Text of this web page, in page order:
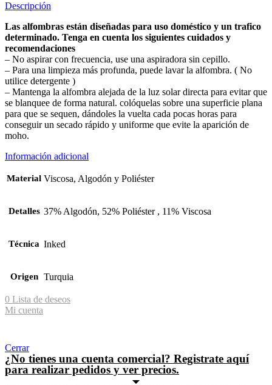
Descripción
Las alfombras están diseñadas para uso doméstico y un trafico
determinado. Tenga en cuenta los siguientes cuidados y
recomendaciones
– No aspirar con frecuencia, use una aspiradora sin cepillo.
– Para una limpieza más profunda, puede lavar la alfombra. ( No
utilice detergente )
– Mantenga la alfombra alejada de la luz solar directa para evitar que
se blanquee de forma natural. colóquelas sobre una superficie plana
para que se sequen, dándoles la vuelta cada pocas horas para
conseguir un secado rápido y uniforme que evite la aparición de
moho.
Información adicional
Material Viscosa, Algodón y Poliéster
Detalles 37% Algodón, 52% Poliéster , 11% Viscosa
Técnica Inked
Origen Turquia
0 Lista de deseos
Mi cuenta
Cerrar
¿No tienes una cuenta comercial? Registrate aquí
para realizar pedidos y ver precios.